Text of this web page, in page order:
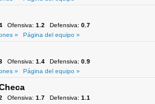
Ofensiva: 1.2 Defensiva: 0.7
»
Página del equipo »
Ofensiva: 1.4 Defensiva: 0.9
»
Página del equipo »
Ofensiva: 1.7 Defensiva: 1.1